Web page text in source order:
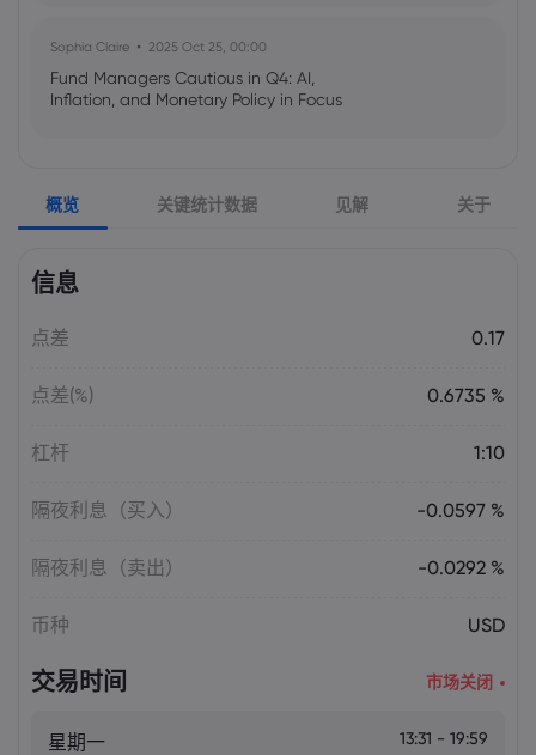
Sophia Claire 2025 Oct 25, 00:00
Fund Managers Cautious in Q4: AI,
Inflation, and Monetary Policy in Focus
US Government Shutdown Threatens
October Inflation Data Release
US-EU Relations: Russia Sanctions Unite
Emma Rose
Overheating, U.S. Trade Policy Risk
概览 关键统计数据 见解 关于
信息
点差 0.17
点差(%) 0.6735 %
杠杆 1:10
隔夜利息（买入） -0.0597 %
隔夜利息（卖出） -0.0292 %
币种 USD
交易时间 市场关闭
星期一 13:31 - 19:59